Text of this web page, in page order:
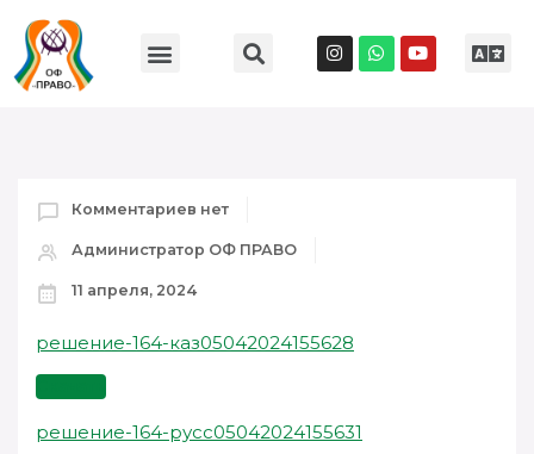
Комментариев нет
Администратор ОФ ПРАВО
11 апреля, 2024
решение-164-каз05042024155628
решение-164-русс05042024155631